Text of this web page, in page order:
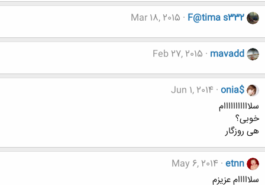
F@tima s332
Mar 18, 2015
mavadd
Feb 27, 2015
onia$
Jun 1, 2014
سلااااااااااام
خوبی؟
هی روزگار
etnn
May 6, 2014
سلااااام عزیزم